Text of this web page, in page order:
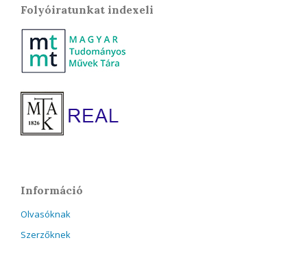
Folyóiratunkat indexeli
Információ
Olvasóknak
Szerzőknek